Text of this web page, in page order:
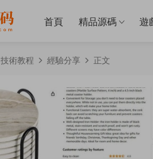
首頁 精品源碼 遊
技術教程 經驗分享 正文